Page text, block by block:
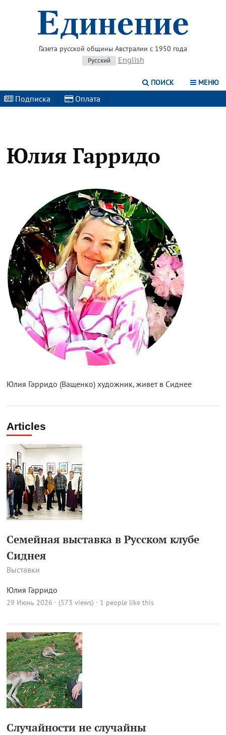
Газета русской общины Австралии с 1950 года
Русский English
ПОИСК МЕНЮ
Подписка | Оплата |
Юлия Гарридо
Юлия Гарридо (Ващенко) художник, живет в Сиднее
Articles
Семейная выставка в Русском клубе
Сиднея
Выставки
Юлия Гарридо
29 Июнь 2026 · (573 views) · 1 people like this
Случайности не случайны